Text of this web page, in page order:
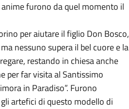
furono da quel momento il
per aiutare il figlio Don Bosco,
nessuno supera il bel cuore e la
restando in chiesa anche
per far visita al Santissimo
in Paradiso”. Furono
artefici di questo modello di